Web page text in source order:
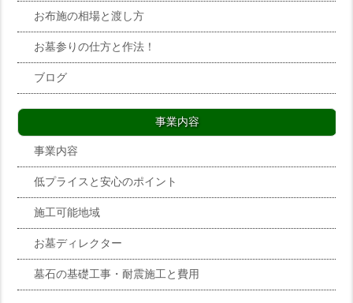
お布施の相場と渡し方
お墓参りの仕方と作法！
ブログ
事業内容
事業内容
低プライスと安心のポイント
施工可能地域
お墓ディレクター
墓石の基礎工事・耐震施工と費用